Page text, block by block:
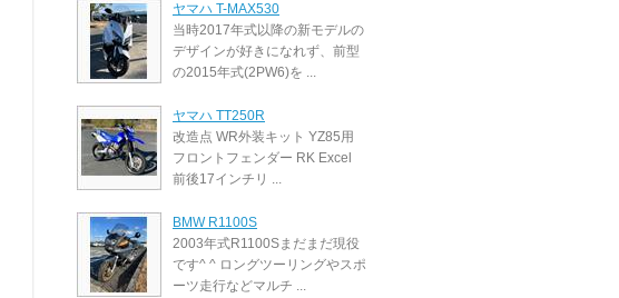
ヤマハ T-MAX530
当時2017年式以降の新モデルの
デザインが好きになれず、前型
の2015年式(2PW6)を ...
ヤマハ TT250R
改造点 WR外装キット YZ85用
フロントフェンダー RK Excel
前後17インチリ ...
BMW R1100S
2003年式R1100Sまだまだ現役
です^ ^ ロングツーリングやスポ
ーツ走行などマルチ ...